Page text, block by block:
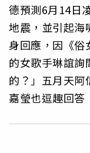
德預測6月14日
地震，並引起海
身回應，因《俗
的女歌手琳誼詢
的？」五月天阿
嘉瑩也逗趣回答